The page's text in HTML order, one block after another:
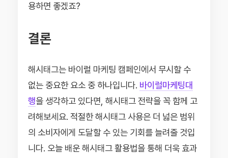
용하면 좋겠죠?
결론
해시태그는 바이럴 마케팅 캠페인에서 무시할 수
없는 중요한 요소 중 하나입니다. 바이럴마케팅대
행을 생각하고 있다면, 해시태그 전략을 꼭 함께 고
려해보세요. 적절한 해시태그 사용은 더 넓은 범위
의 소비자에게 도달할 수 있는 기회를 늘려줄 것입
니다. 오늘 배운 해시태그 활용법을 통해 더욱 효과